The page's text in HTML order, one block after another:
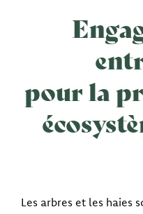
pour la
Les arbres et les haies